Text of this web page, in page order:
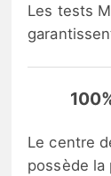
Les tests
Le centre
possède